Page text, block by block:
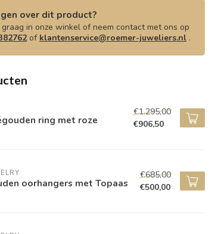
over dit product?
in onze winkel of neem contact met ons op
of klantenservice@roemer-juweliers.nl .
ring met roze
€1.295,00
€906,50
oorhangers met Topaas
€685,00
€500,00